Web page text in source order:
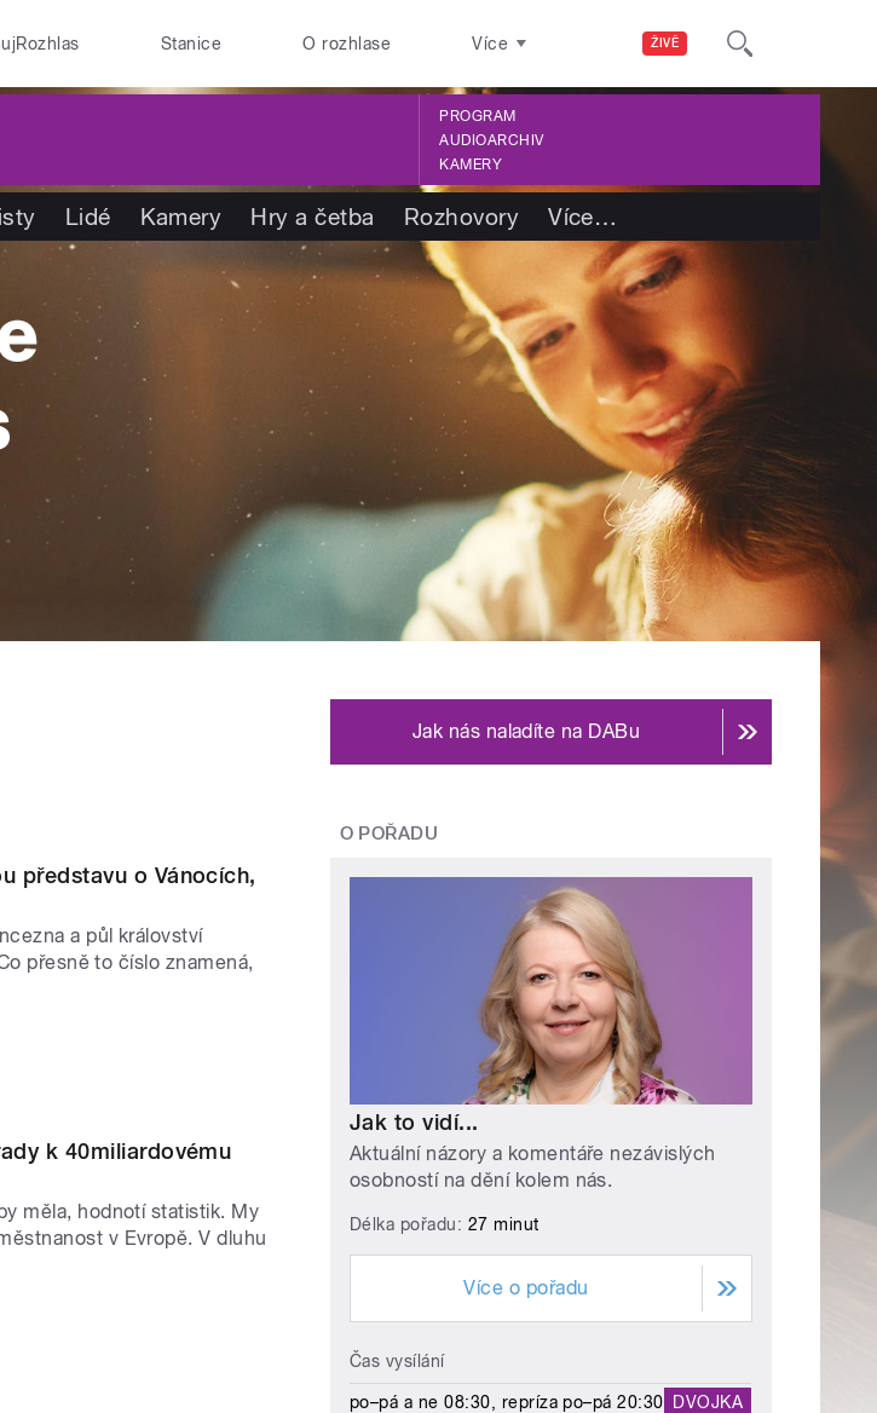
ŽIVĚ
Stanice O rozhlase Více
PROGRAM
AUDIOARCHIV
KAMERY
Lidé Kamery Hry a četba Rozhovory Více…
představu o Vánocích,
a půl království
přesně to číslo znamená,
k 40miliardovému
měla, hodnotí statistik. My
v Evropě. V dluhu
Jak nás naladíte na DABu
O POŘADU
Jak to vidí...
Aktuální názory a komentáře nezávislých
osobností na dění kolem nás.
Délka pořadu: 27 minut
Více o pořadu
Čas vysílání
po–pá a ne 08:30, repríza po–pá 20:30 DVOJKA